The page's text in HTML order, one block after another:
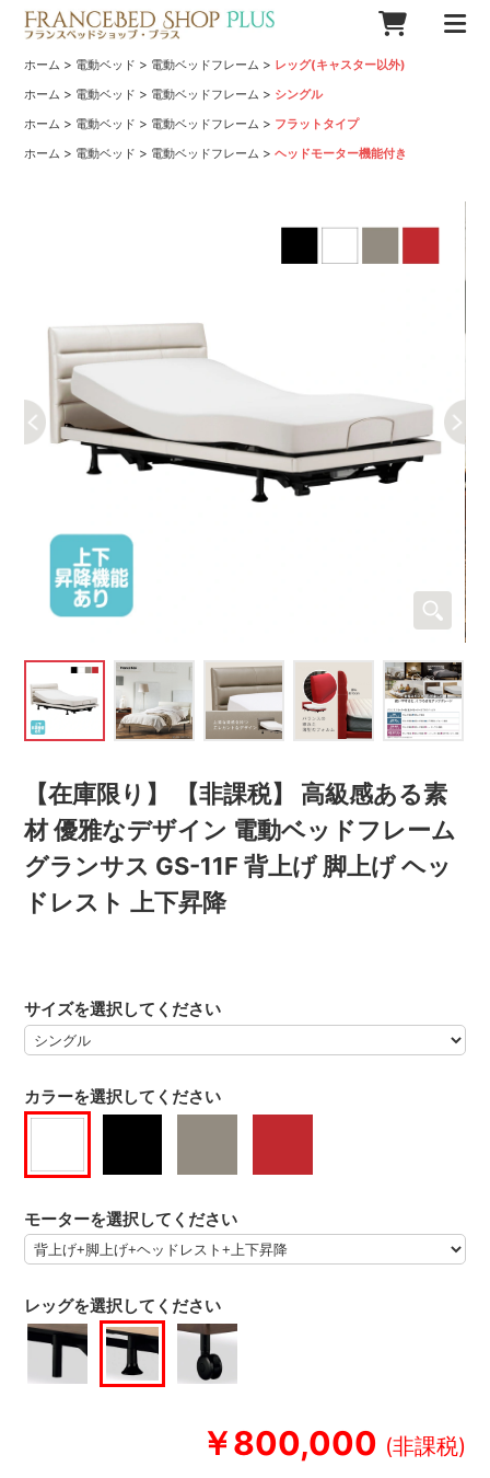
ホーム > 電動ベッド > 電動ベッドフレーム > レッグ(キャスター以外)
ホーム > 電動ベッド > 電動ベッドフレーム > シングル
ホーム > 電動ベッド > 電動ベッドフレーム > フラットタイプ
ホーム > 電動ベッド > 電動ベッドフレーム >ヘッドモーター機能付き
【在庫限り】 【非課税】 高級感ある素
材 優雅なデザイン 電動ベッドフレーム
グランサス GS-11F 背上げ 脚上げ ヘッ
ドレスト 上下昇降
￥800,000
カラーを選択してください
サイズを選択してください
モーターを選択してください
レッグを選択してください